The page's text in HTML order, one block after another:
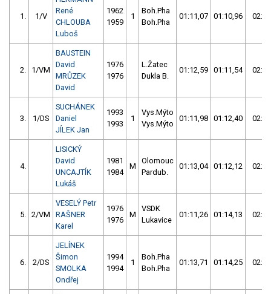
1. 1/V
René
CHLOUBA
Luboš
1962
1959
1
Boh.Pha
Boh.Pha
01:11,07 01:10,96
2. 1/VM
BAUSTEIN
David
MRŮZEK
David
1976
1976
L.Žatec
Dukla B.
01:12,59 01:11,54
3. 1/DS
SUCHÁNEK
Daniel
JÍLEK Jan
1993
1993
1
Vys.Mýto
Vys.Mýto
01:11,98 01:12,40
4.
LISICKÝ
David
UNCAJTÍK
Lukáš
1981
1984
M
Olomouc
Pardub.
01:13,04 01:12,12
5. 2/VM
VESELÝ Petr
RAŠNER
Karel
1976
1976
M
VSDK
Lukavice
01:11,26 01:14,13
6. 2/DS
JELÍNEK
Šimon
SMOLKA
Ondřej
1994
1994
1
Boh.Pha
Boh.Pha
01:13,71 01:14,25